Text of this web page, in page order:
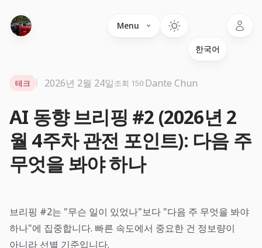
Menu
AI 동향 브리핑 #2 (2026년 2
월 4주차 관전 포인트): 다음 주
무엇을 봐야 하나
테크 2026년 2월 24일조회 150·Dante Chun
브리핑 #2는 "무슨 일이 있었나"보다 "다음 주 무엇을 봐야
하나"에 집중합니다. 빠른 속도에서 중요한 건 정보량이
아니라 선별 기준입니다.